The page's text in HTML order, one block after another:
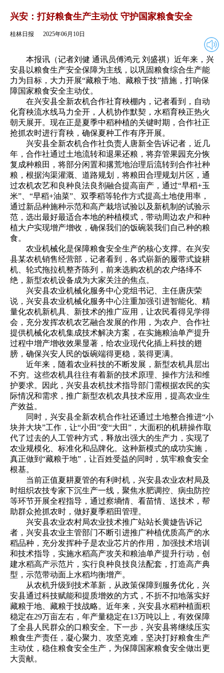
2025年06月10日
兴安：打好粮食生产主动仗 守护国家粮食安全
桂林日报 2025年06月10日
本报讯（记者刘健 通讯员傅鸿元 刘盛祺）近年来，兴
安县以粮食生产安全保障为主线，以巩固粮食综合生产能
力为目标，大力开展“藏粮于地、藏粮于技”措施，打响保
障国家粮食安全主动仗。
在兴安县全新农机合作社育秧棚内，记者看到，自动
化育秧流水线马力全开，人机协作默契，水稻育秧正热火
朝天展开。现在正是夏季中稻种植的关键时期，合作社正
抢抓农时进行育秧，确保夏种工作有序开展。
兴安县全新农机合作社负责人唐新全告诉记者，近几
年，合作社通过土地流转和退果还粮，将弃管果园充分恢
复成种粮田，将部分闲置和撂荒地治理后流转到合作社种
粮，根据沟渠灌溉、道路规划，将粮田合理规划片区，通
过农机农艺和良种良法良剂融合提高亩产，通过“早稻+玉
米”、“早稻+油菜”、双季稻等轮作方式提高土地使用率，
通过新品种施种示范和高产栽培试验以及新机制的试验示
范，选出最好最适合本地的种植模式，带动周边农户和种
植大户实现增产增收，确保我们的饭碗装我们自己种的粮
食。
农业机械化是保障粮食安全生产的核心支撑。在兴安
县某农机销售经营部，记者看到，各式崭新的履带式旋耕
机、轮式拖拉机整齐陈列，前来选购农机的农户络绎不
绝，新型农机设备成为大家关注的焦点。
兴安县农业机械化服务中心党组书记、主任唐庆荣
说，兴安县农业机械化服务中心注重加强引进智能化、精
量化农机新机具、新技术的推广应用，让农民看得见学得
会，充分发挥农机农艺融合发展的作用，为农户、合作社
提供机械化农机集成技术解决方案，在实施粮油单产提升
过程中增产增收效果显著，给农业现代化插上科技的翅
膀，确保兴安人民的饭碗端得更稳，装得更满。
近年来，随着农业科技的不断发展，新型农机具层出
不穷。这些农机具往往有着新的技术原理、操作方法和维
护要求。因此，兴安县农机技术指导部门需根据农民的实
际情况和需求，推广新型农机农具技术应用，提高农业生
产效益。
同时，兴安县全新农机合作社还通过土地整合推进“小
块并大块”工作，让“小田”变“大田”，大面积的机耕操作取
代了过去的人工管种方式，释放出强大的生产力，实现了
农业规模化、标准化和品牌化。这种新模式的成功实施，
真正做到“藏粮于地”，让百姓受益的同时，筑牢粮食安全
根基。
当前正值夏耕夏管的有利时机，兴安县农业农村局及
时组织农技专家下沉生产一线，聚焦水肥调控、病虫防控
等环节开展全程指导，通过察墒情、看苗情、送技术，帮
助群众抢抓农时，做好夏季稻田管理。
兴安县农业农村局农业技术推广站站长黄婕告诉记
者，兴安县农业主管部门不断引进推广种植优质高产的水
稻品种，充分发挥种子是农业芯片的作用，加强技术培训
和技术指导，实施水稻高产攻关和粮油单产提升行动，创
建水稻高产示范片，实行良种良技良法配套，打造高产典
型，示范带动面上水稻均衡增产。
从农机升级到技术革新，从政策保障到服务优化，兴
安县通过科技赋能和提质增效的方式，不折不扣地落实好
藏粮于地、藏粮于技战略。近年来，兴安县水稻种植面积
稳定在29万亩左右，年产量稳定在13万吨以上，有效保障
了全县人民群众的口粮安全。下一步，兴安县将继续压实
粮食生产责任，凝心聚力、攻坚克难，坚决打好粮食生产
主动仗，稳住粮食安全生产，为保障国家粮食安全做出更
大贡献。